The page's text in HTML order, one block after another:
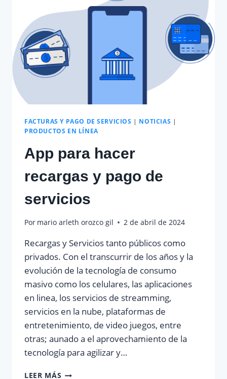
APROVECHAR
NUEVAS
MEJORAS
FACTURAS Y PAGO DE SERVICIOS | NOTICIAS |
PRODUCTOS EN LÍNEA
App para hacer
recargas y pago de
servicios
Por mario arleth orozco gil 2 de abril de 2024
Recargas y Servicios tanto públicos como
privados. Con el transcurrir de los años y la
evolución de la tecnología de consumo
masivo como los celulares, las aplicaciones
en linea, los servicios de streamming,
servicios en la nube, plataformas de
entretenimiento, de video juegos, entre
otras; aunado a el aprovechamiento de la
tecnología para agilizar y…
LEER MÁS APP